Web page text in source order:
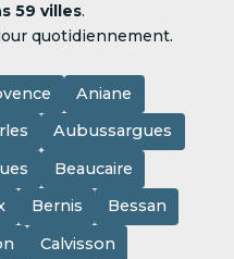
59 villes.
quotidiennement.
Aniane
Aubussargues
Beaucaire
Bernis
Bessan
Calvisson